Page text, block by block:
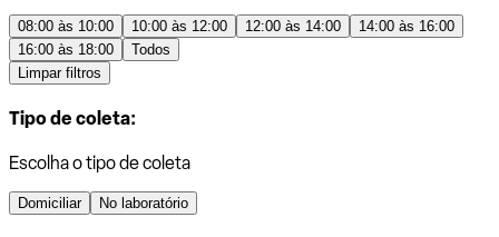
08:00 às 10:00 10:00 às 12:00 12:00 às 14:00
14:00 às 16:00
16:00 às 18:00
Todos
Limpar filtros
Tipo de coleta:
Escolha o tipo de coleta
Domiciliar No laboratório